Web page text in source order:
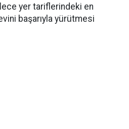
yer tariflerindeki en
başarıyla yürütmesi